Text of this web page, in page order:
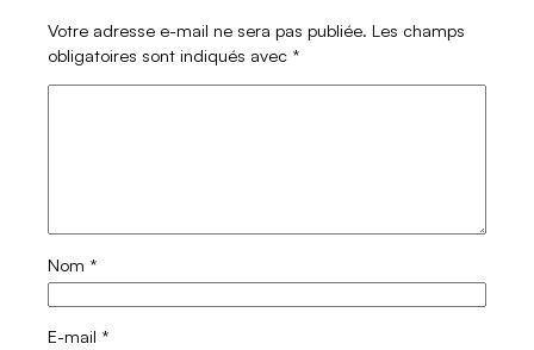
Votre adresse e-mail ne sera pas publiée. Les champs
obligatoires sont indiqués avec *
Nom *
E-mail *